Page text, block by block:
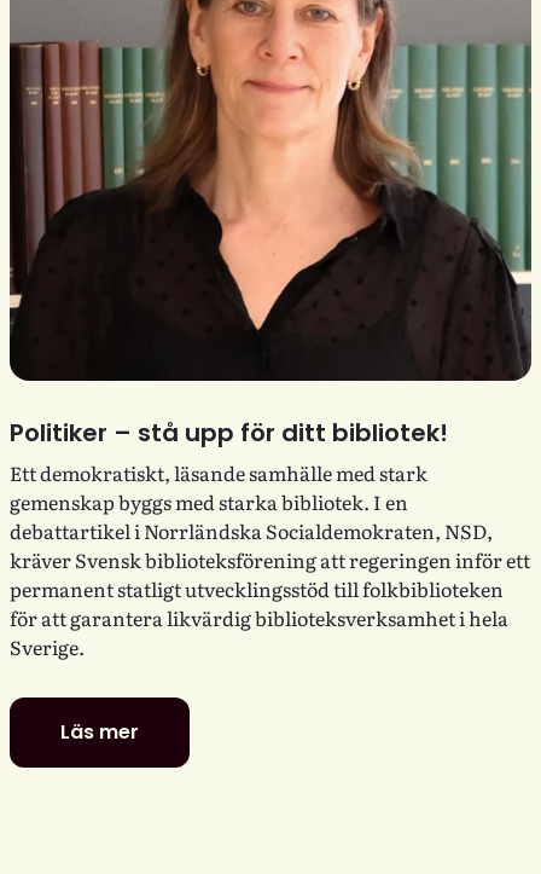
Politiker – stå upp för ditt bibliotek!
Ett demokratiskt, läsande samhälle med stark
gemenskap byggs med starka bibliotek. I en
debattartikel i Norrländska Socialdemokraten, NSD,
kräver Svensk biblioteksförening att regeringen inför ett
permanent statligt utvecklingsstöd till folkbiblioteken
för att garantera likvärdig biblioteksverksamhet i hela
Sverige.
Läs mer
Politiker
–